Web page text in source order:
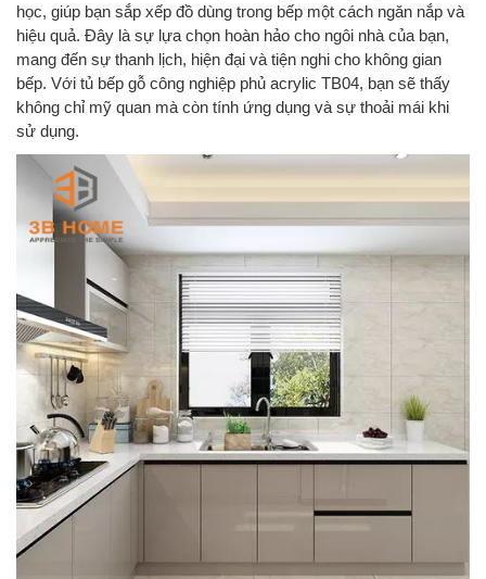
học, giúp bạn sắp xếp đồ dùng trong bếp một cách ngăn nắp và
hiệu quả. Đây là sự lựa chọn hoàn hảo cho ngôi nhà của bạn,
mang đến sự thanh lịch, hiện đại và tiện nghi cho không gian
bếp. Với tủ bếp gỗ công nghiệp phủ acrylic TB04, bạn sẽ thấy
không chỉ mỹ quan mà còn tính ứng dụng và sự thoải mái khi
sử dụng.